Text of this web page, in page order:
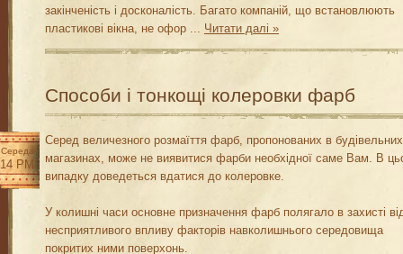
закінченість і досконалість. Багато компаній, що встановлюють
пластикові вікна, не офор ... Читати далі »
Способи і тонкощі колеровки фарб
Середа
PM
Серед величезного розмаїття фарб, пропонованих в будівельних
магазинах, може не виявитися фарби необхідної саме Вам. В
випадку доведеться вдатися до колеровке.
У колишні часи основне призначення фарб полягало в захисті
несприятливого впливу факторів навколишнього середовища
покритих ними поверхонь.